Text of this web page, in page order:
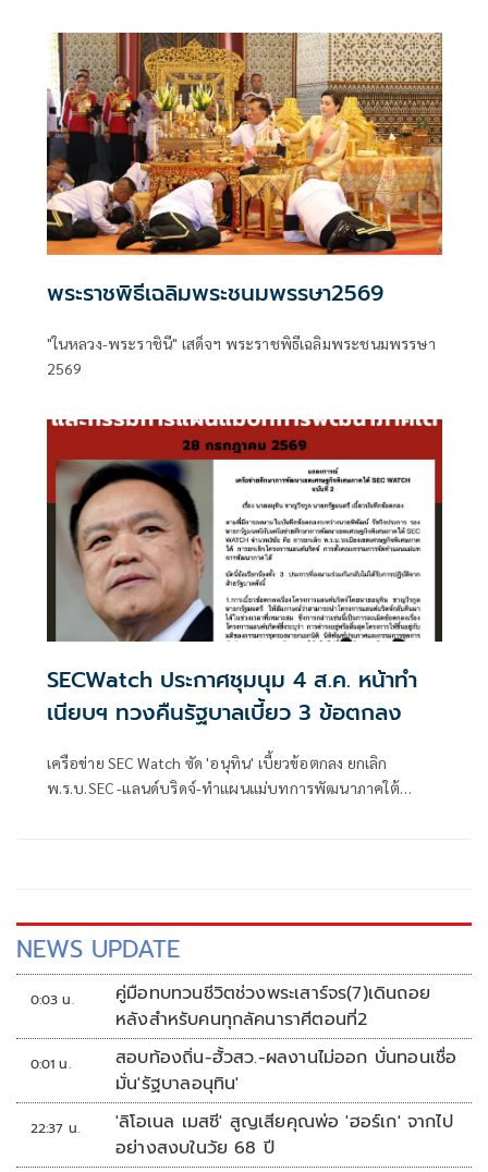
INTANIA Forum: SURVIVING UNDER THE NEW WORLD
ORDER ฝ่าวิกฤติ รับมือระเบียบโลกใหม่
พระราชพิธีเฉลิมพระชนมพรรษา2569
"ในหลวง-พระราชินี" เสด็จฯ พระราชพิธีเฉลิมพระชนมพรรษา
2569
SECWatch ประกาศชุมนุม 4 ส.ค. หน้าทำ
เนียบฯ ทวงคืนรัฐบาลเบี้ยว 3 ข้อตกลง
เครือข่าย SEC Watch ซัด 'อนุทิน' เบี้ยวข้อตกลง ยกเลิก
พ.ร.บ.SEC -แลนด์บริดจ์-ทำแผนแม่บทการพัฒนาภาคใต้
NEWS UPDATE
0:03 น.
คู่มือทบทวนชีวิตช่วงพระเสาร์จร(7)เดินถอย
หลังสำหรับคนทุกลัคนาราศีตอนที่2
0:01 น.
สอบท้องถิ่น-ฮั้วสว.-ผลงานไม่ออก บั่นทอนเชื่อ
มั่น'รัฐบาลอนุทิน'
22:37 น.
'ลิโอเนล เมสซี' สูญเสียคุณพ่อ 'ฮอร์เก' จากไป
อย่างสงบในวัย 68 ปี